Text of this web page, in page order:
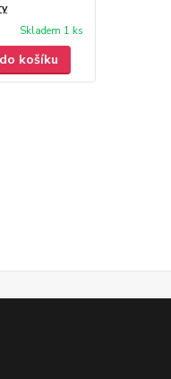
Skladem 1 ks
košíku